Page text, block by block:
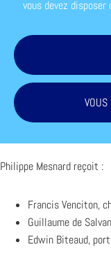
vous devez
Philippe Mesnard reçoit :
Francis Venciton,
Guillaume de
Edwin Biteaud,